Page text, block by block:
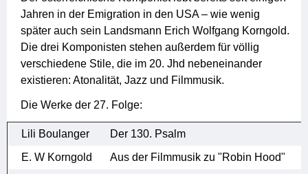
Jahren in der Emigration in den USA – wie wenig
später auch sein Landsmann Erich Wolfgang Korngold.
Die drei Komponisten stehen außerdem für völlig
verschiedene Stile, die im 20. Jhd nebeneinander
existieren: Atonalität, Jazz und Filmmusik.
Die Werke der 27. Folge:
Lili Boulanger
Der 130. Psalm
E. W Korngold
Aus der Filmmusik zu "Robin Hood"